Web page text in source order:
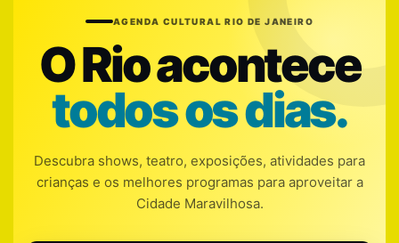
AGENDA CULTURAL RIO DE JANEIRO
O Rio acontece
todos os dias.
Descubra shows, teatro, exposições, atividades para
crianças e os melhores programas para aproveitar a
Cidade Maravilhosa.